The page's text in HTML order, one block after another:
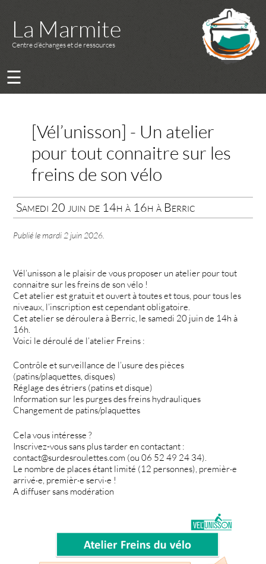
La Marmite
Centre d’échanges et de ressources
☰
[Vél’unisson] - Un atelier
pour tout connaitre sur les
freins de son vélo
Samedi 20 juin de 14h à 16h à Berric
Publié lemardi 2 juin 2026
Vél’unisson a le plaisir de vous proposer un atelier pour tout
connaitre sur les freins de son vélo !
Cet atelier est gratuit et ouvert à toutes et tous, pour tous les
niveaux, l’inscription est cependant obligatoire.
Cet atelier se déroulera à Berric, le samedi 20 juin de 14h à
16h.
Voici le déroulé de l’atelier Freins :
Contrôle et surveillance de l’usure des pièces
(patins/plaquettes, disques)
Réglage des étriers (patins et disque)
Information sur les purges des freins hydrauliques
Changement de patins/plaquettes
Cela vous intéresse ?
Inscrivez-vous sans plus tarder en contactant :
contact@surdesroulettes.com (ou 06 52 49 24 34).
Le nombre de places étant limité (12 personnes), premièr·e
arrivé·e, premièr·e servi·e !
A diffuser sans modération